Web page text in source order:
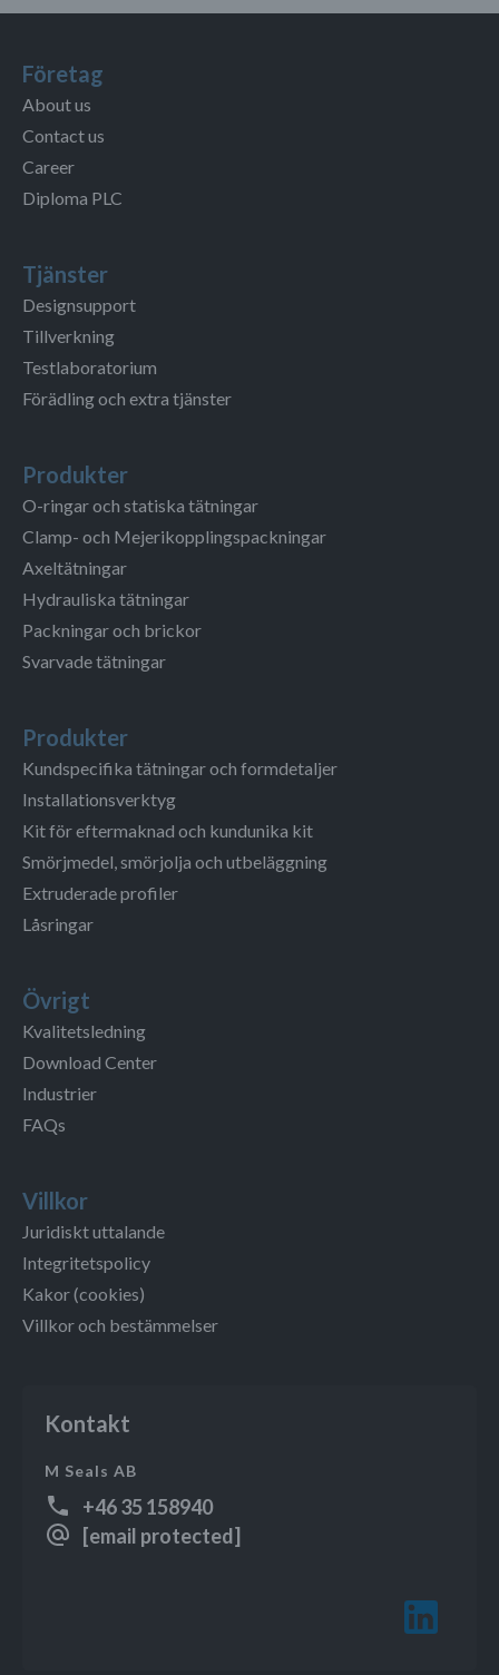
Företag
About us
Contact us
Career
Diploma PLC
Tjänster
Designsupport
Tillverkning
Testlaboratorium
Förädling och extra tjänster
Produkter
O-ringar och statiska tätningar
Clamp- och Mejerikopplingspackningar
Axeltätningar
Hydrauliska tätningar
Packningar och brickor
Svarvade tätningar
Produkter
Kundspecifika tätningar och formdetaljer
Installationsverktyg
Kit för eftermaknad och kundunika kit
Smörjmedel, smörjolja och utbeläggning
Extruderade profiler
Låsringar
Övrigt
Kvalitetsledning
Download Center
Industrier
FAQs
Villkor
Juridiskt uttalande
Integritetspolicy
Kakor (cookies)
Villkor och bestämmelser
Kontakt
M Seals AB
+46 35 158940
[email protected]